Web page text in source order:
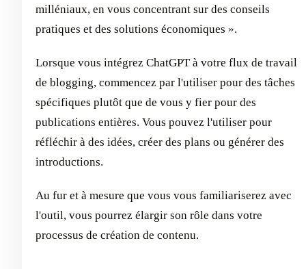
milléniaux, en vous concentrant sur des conseils
pratiques et des solutions économiques ».
Lorsque vous intégrez ChatGPT à votre flux de travail
de blogging, commencez par l'utiliser pour des tâches
spécifiques plutôt que de vous y fier pour des
publications entières. Vous pouvez l'utiliser pour
réfléchir à des idées, créer des plans ou générer des
introductions.
Au fur et à mesure que vous vous familiariserez avec
l'outil, vous pourrez élargir son rôle dans votre
processus de création de contenu.